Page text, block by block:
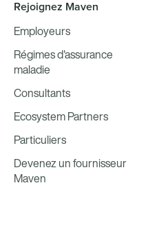
Rejoignez Maven
Employeurs
Régimes d'assurance
maladie
Consultants
Ecosystem Partners
Particuliers
Devenez un fournisseur
Maven